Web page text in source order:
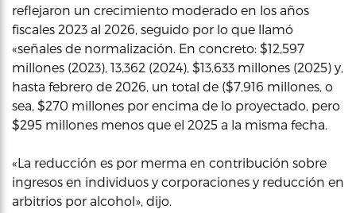
reflejaron un crecimiento moderado en los años
fiscales 2023 al 2026, seguido por lo que llamó
«señales de normalización. En concreto: $12,597
millones (2023), 13,362 (2024), $13,633 millones (2025) y,
hasta febrero de 2026, un total de ($7,916 millones, o
sea, $270 millones por encima de lo proyectado, pero
$295 millones menos que el 2025 a la misma fecha.
«La reducción es por merma en contribución sobre
ingresos en individuos y corporaciones y reducción en
arbitrios por alcohol», dijo.